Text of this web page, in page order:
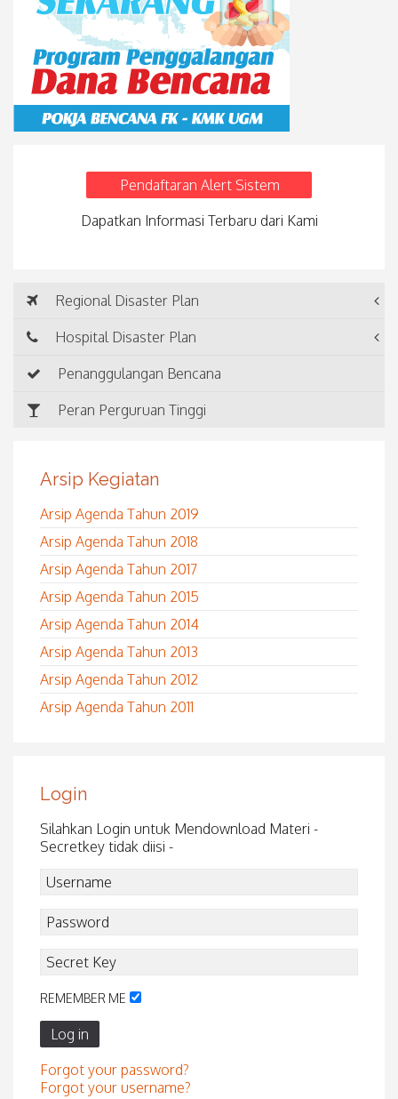
Pendaftaran Alert Sistem
Dapatkan Informasi Terbaru dari Kami
Regional Disaster Plan
Hospital Disaster Plan
Penanggulangan Bencana
Peran Perguruan Tinggi
Arsip Kegiatan
Arsip Agenda Tahun 2019
Arsip Agenda Tahun 2018
Arsip Agenda Tahun 2017
Arsip Agenda Tahun 2015
Arsip Agenda Tahun 2014
Arsip Agenda Tahun 2013
Arsip Agenda Tahun 2012
Arsip Agenda Tahun 2011
Login
Silahkan Login untuk Mendownload Materi -
Secretkey tidak diisi -
REMEMBER ME
Log in
Forgot your password?
Forgot your username?